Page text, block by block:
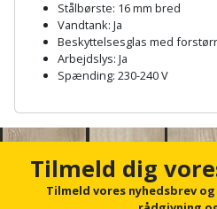
Murbinder
Murpap
og
murfolie
Mursten
hobbykniv
Koben
Kridtsnor
Lærlingesæt
Landmålerstok
Dyksav
Excentersliber
Fedtsprøjte
Flamingoskærer
mosfjerner
Vinduesvasker
Fuglefoderhus
Garderobe
opbevaring
Gavekort
Stålbørste: 16 mm bred
Vandtank: Ja
Beskyttelsesglas med
Arbejdslys: Ja
Spænding: 230-240 V
c
Tilmeld dig
Tilmeld vores nyhedsbrev